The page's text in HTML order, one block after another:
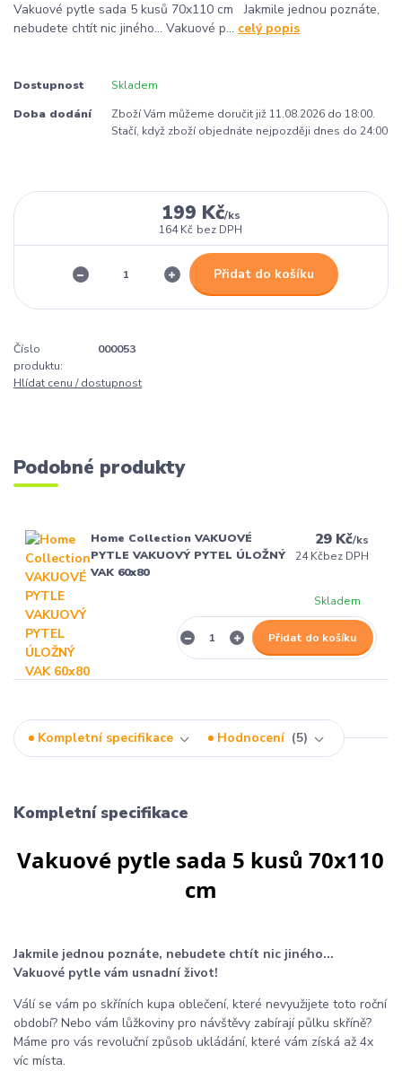
Vakuové pytle sada 5 kusů 70x110 cm Jakmile jednou poznáte,
nebudete chtít nic jiného... Vakuové p... celý popis
Dostupnost Skladem
Doba dodání
Zboží Vám můžeme doručit již 11.08.2026 do 18:00.
Stačí, když zboží objednáte nejpozději dnes do 24:00
199 Kč/ks
164 Kč bez DPH
Přidat do košíku
Číslo
produktu:
000053
Hlídat cenu / dostupnost
Podobné produkty
Home Collection VAKUOVÉ
PYTLE VAKUOVÝ PYTEL ÚLOŽNÝ
VAK 60x80
29 Kč/ks
24 Kčbez DPH
Skladem
Přidat do košíku
Kompletní specifikace Hodnocení 5
Kompletní specifikace
Vakuové pytle sada 5 kusů 70x110
cm
Jakmile jednou poznáte, nebudete chtít nic jiného...
Vakuové pytle vám usnadní život!
Válí se vám po skříních kupa oblečení, které nevyužijete toto roční
období? Nebo vám lůžkoviny pro návštěvy zabírají půlku skříně?
Máme pro vás revoluční způsob ukládání, které vám získá až 4x
víc místa.